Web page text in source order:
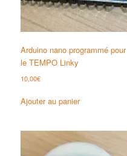
Arduino nano programmé pour
le TEMPO Linky
10,00€
Ajouter au panier